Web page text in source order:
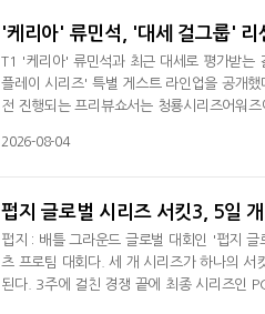
'케리아' 류민석, '대세 걸그룹' 리
T1 '케리아' 류민석과 최근 대세로 평가받는
플레이 시리즈' 특별 게스트 라인업을 공개
전 진행되는 프리뷰쇼서는 청룡시리즈어워
센느 리더가 출격한다. 아틀레티코 마드리
2026-08-04
펍지 글로벌 시리즈 서킷3, 5일
펍지 : 배틀 그라운드 글로벌 대회인 '펍지
츠 프로팀 대회다. 세 개 시리즈가 하나의 서
된다. 3주에 걸친 경쟁 끝에 최종 시리즈인